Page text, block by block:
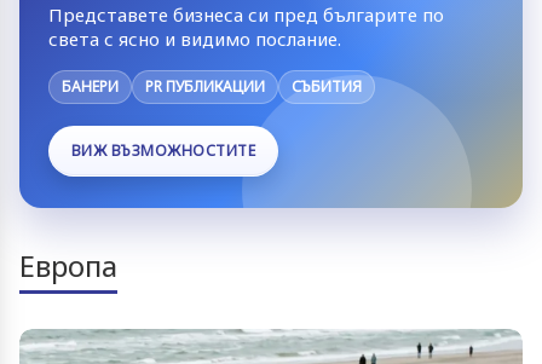
Представете бизнеса си пред българите по
света с ясно и видимо послание.
БАНЕРИ PR ПУБЛИКАЦИИ СЪБИТИЯ
ВИЖ ВЪЗМОЖНОСТИТЕ
Европа